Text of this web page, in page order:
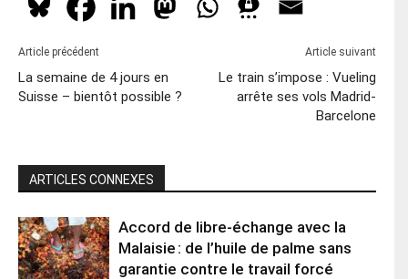
Article précédent
La semaine de 4 jours en
Suisse – bientôt possible ?
Article suivant
Le train s’impose : Vueling
arrête ses vols Madrid-
Barcelone
ARTICLES CONNEXES
Accord de libre-échange avec la
Malaisie : de l’huile de palme sans
garantie contre le travail forcé